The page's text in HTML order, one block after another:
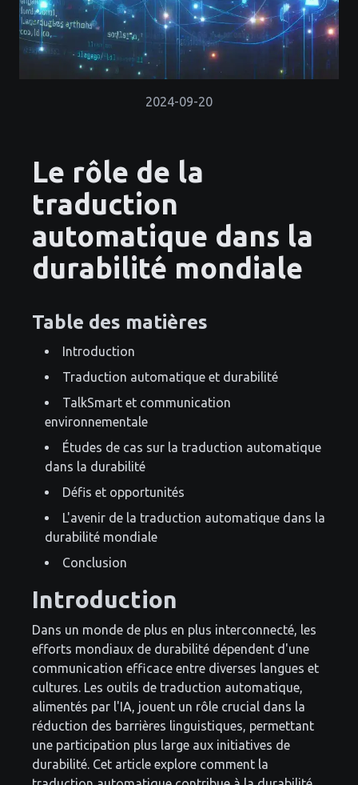
2024-09-20
Le rôle de la
traduction
automatique dans la
durabilité mondiale
Table des matières
Introduction
Traduction automatique et durabilité
TalkSmart et communication
environnementale
Études de cas sur la traduction automatique
dans la durabilité
Défis et opportunités
L'avenir de la traduction automatique dans la
durabilité mondiale
Conclusion
Introduction
Dans un monde de plus en plus interconnecté, les
efforts mondiaux de durabilité dépendent d'une
communication efficace entre diverses langues et
cultures. Les outils de traduction automatique,
alimentés par l'IA, jouent un rôle crucial dans la
réduction des barrières linguistiques, permettant
une participation plus large aux initiatives de
durabilité. Cet article explore comment la